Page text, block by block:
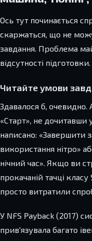
Ось тут починається
скаржаться, що не
завдання. Проблема
відсутності
Читайте умови
Здавалося б, очевидно.
«Старт», не
написано: «Завершити
використання нітро»
нічний час». Якщо ви
прокачаній тачці
просто витратили
У NFS Payback (2017)
прив'язувала багато